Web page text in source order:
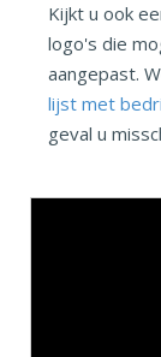
Kijkt u ook
logo's die
aangepast.
lijst met
geval u